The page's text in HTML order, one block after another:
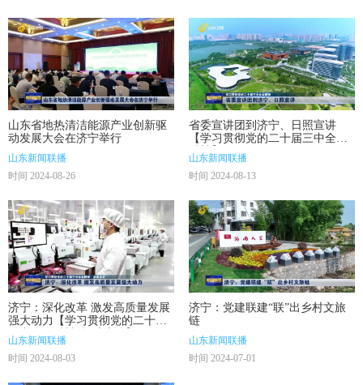
山东省地热清洁能源产业创新驱
动发展大会在济宁举行
山东新闻联播
时间 2024-08-26
省委宣讲团到济宁、日照宣讲
【学习贯彻党的二十届三中全会
精神】
山东新闻联播
时间 2024-08-13
济宁：深化改革 激发高质量发展
强大动力【学习贯彻党的二十届
三中全会精神·权威访谈】
山东新闻联播
时间 2024-08-03
济宁：党建联建“联”出乡村文旅
链
山东新闻联播
时间 2024-07-01